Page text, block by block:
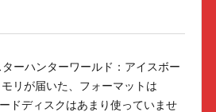
ーハンターワールド：アイスボー
リが届いた、フォーマットは
ドディスクはあまり使っていませ